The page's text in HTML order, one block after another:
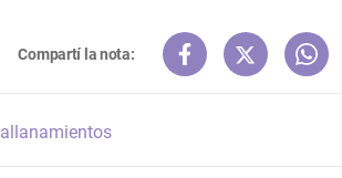
Compartí la nota:
allanamientos